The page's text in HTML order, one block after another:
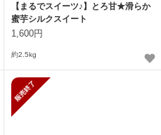
【まるでスイーツ♪】とろ甘★滑らか
蜜芋シルクスイート
1,600円
約2.5kg